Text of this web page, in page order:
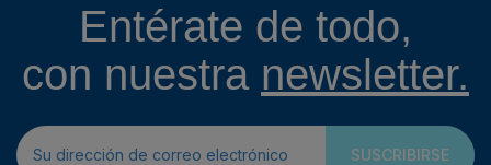
Entérate de todo,
con nuestra newsletter.
SUSCRIBIRSE